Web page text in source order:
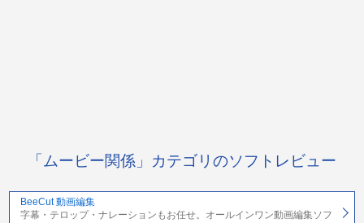
「ムービー関係」カテゴリのソフトレビュー
BeeCut 動画編集
字幕・テロップ・ナレーションもお任せ。オールインワン動画編集ソフ